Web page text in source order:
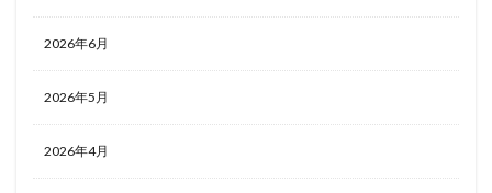
2026年6月
2026年5月
2026年4月